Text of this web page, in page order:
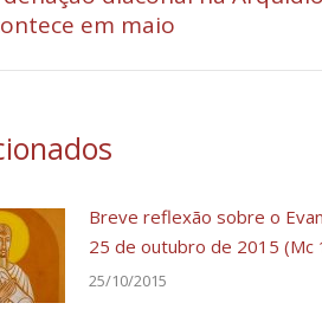
em maio
Breve reflexão sobre o
25 de outubro de 2015 (Mc
25/10/2015